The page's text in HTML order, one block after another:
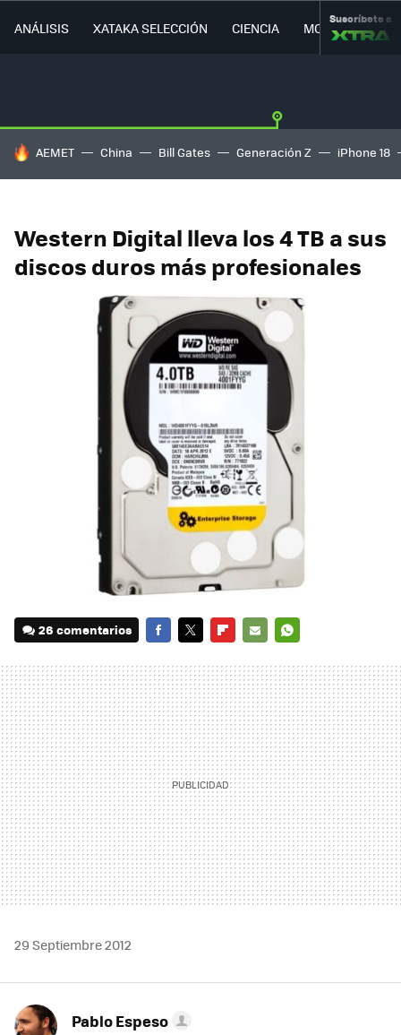
ANÁLISIS XATAKA SELECCIÓN CIENCIA MOVILIDAD
Suscríbete a
HOY SE HABLA DE
AEMET China Bill Gates Generación Z iPhone 18
Western Digital lleva los 4 TB a sus
discos duros más profesionales
26 comentarios
MAIL
29 Septiembre 2012
Pablo Espeso